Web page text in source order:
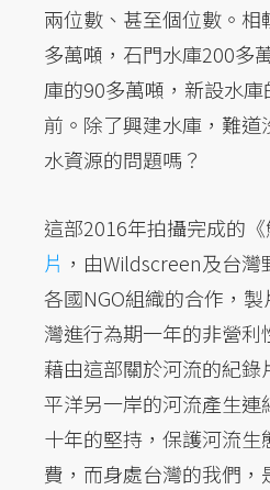
兩位數、甚至個位數。相
多萬噸，石門水庫200多
庫的90多萬噸，新設水
前。除了興建水庫，難
水資源的問題嗎？
這部2016年拍攝完成的《
片 ，由Wildscreen及台
各國NGO組織的合作，
灣進行為期一年的非營
藉由這部關於河流的紀錄
平洋另一岸的河流產生
十年的堅持，保護河流生
費，而身處台灣的我們